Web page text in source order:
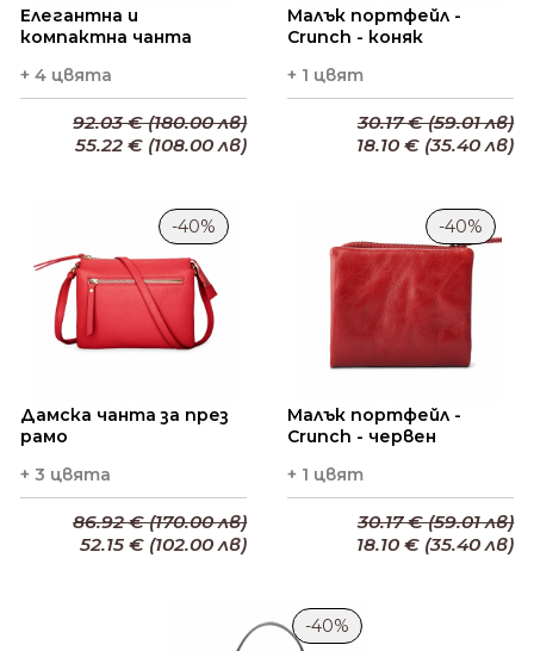
Елегантна и
компактна чанта
+ 4 цвята
Добави в кошницата
92.03 € (180.00 лв)
55.22 € (108.00 лв)
Малък портфейл -
Crunch - коняк
+ 1 цвят
Добави в кошницата
30.17 € (59.01 лв)
18.10 € (35.40 лв)
-40%
Дамска чанта за през
рамо
+ 3 цвята
86.92 € (170.00 лв)
52.15 € (102.00 лв)
-40%
Малък портфейл -
Crunch - червен
+ 1 цвят
Добави в кошницата
30.17 € (59.01 лв)
18.10 € (35.40 лв)
-40%